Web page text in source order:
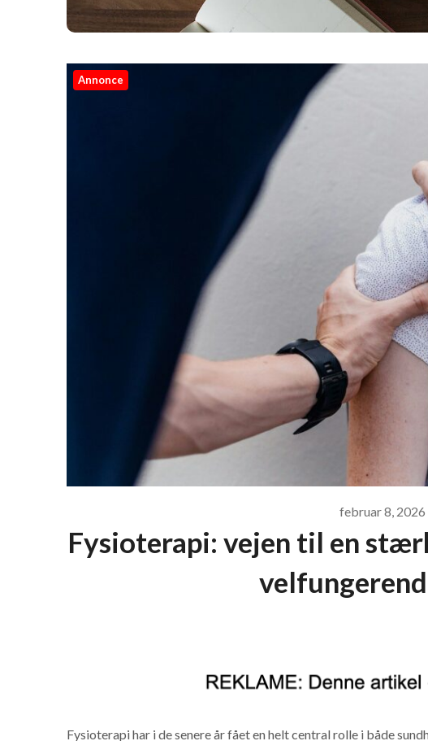
Annonce
februar 8, 2026
Fysioterapi: vejen til en
Fysioterapi har i de senere år fået en helt central rolle i både